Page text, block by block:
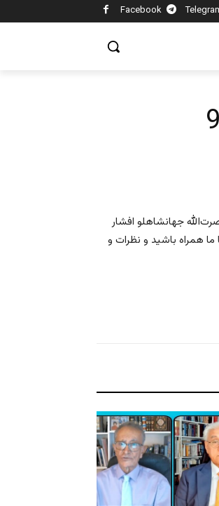
Facebook
جهانشاهلو افشار
برلین، آلمان) خواهیم بود. با ما همراه باشید و نظرات و